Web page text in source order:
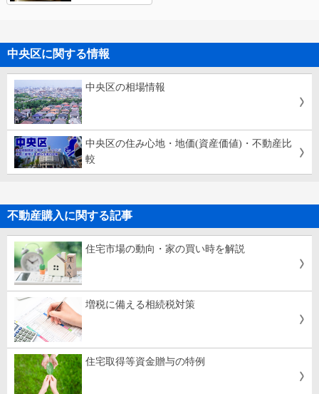
中央区に関する情報
中央区の相場情報
中央区の住み心地・地価(資産価値)・不動産比
較
不動産購入に関する記事
住宅市場の動向・家の買い時を解説
増税に備える相続税対策
住宅取得等資金贈与の特例